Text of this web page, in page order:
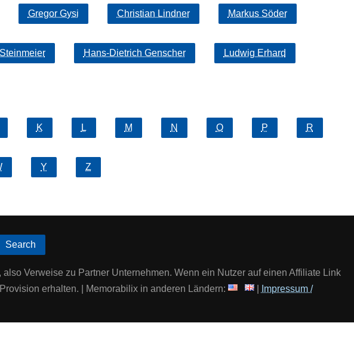
Gregor Gysi Christian Lindner Markus Söder
Hans-Dietrich Genscher Ludwig Erhard
K L M N O P R
Y Z
Search
Verweise zu Partner Unternehmen. Wenn ein Nutzer auf einen Affiliate Link
erhalten. | Memorabilix in anderen Ländern:
|
Impressum /